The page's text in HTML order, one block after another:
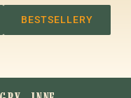
BESTSELLERY